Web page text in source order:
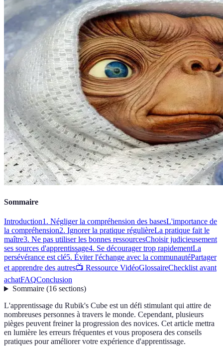
Sommaire
Introduction1. Négliger la compréhension des basesL'importance de
la compréhension2. Ignorer la pratique régulièreLa pratique fait le
maître3. Ne pas utiliser les bonnes ressourcesChoisir judicieusement
ses sources d'apprentissage4. Se décourager trop rapidementLa
persévérance est clé5. Éviter l'échange avec la communautéPartager
et apprendre des autres📺 Ressource VidéoGlossaireChecklist avant
achatFAQConclusion
Sommaire(16 sections)
L'apprentissage du Rubik's Cube est un défi stimulant qui attire de
nombreuses personnes à travers le monde. Cependant, plusieurs
pièges peuvent freiner la progression des novices. Cet article mettra
en lumière les erreurs fréquentes et vous proposera des conseils
pratiques pour améliorer votre expérience d'apprentissage.